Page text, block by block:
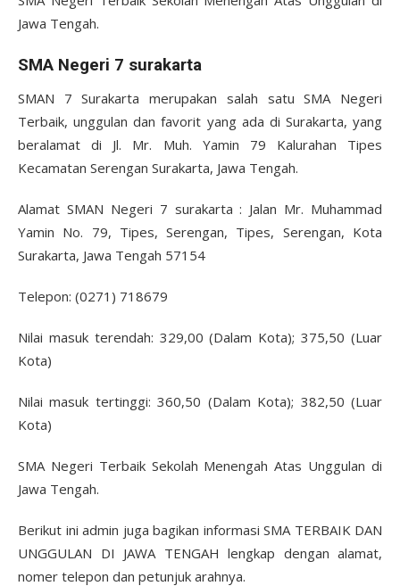
Jawa Tengah.
SMA Negeri 7 surakarta
SMAN 7 Surakarta merupakan salah satu SMA Negeri
Terbaik, unggulan dan favorit yang ada di Surakarta, yang
beralamat di Jl. Mr. Muh. Yamin 79 Kalurahan Tipes
Kecamatan Serengan Surakarta, Jawa Tengah.
Alamat SMAN Negeri 7 surakarta : Jalan Mr. Muhammad
Yamin No. 79, Tipes, Serengan, Tipes, Serengan, Kota
Surakarta, Jawa Tengah 57154
Telepon: (0271) 718679
Nilai masuk terendah: 329,00 (Dalam Kota); 375,50 (Luar
Kota)
Nilai masuk tertinggi: 360,50 (Dalam Kota); 382,50 (Luar
Kota)
SMA Negeri Terbaik Sekolah Menengah Atas Unggulan di
Jawa Tengah.
Berikut ini admin juga bagikan informasi SMA TERBAIK DAN
UNGGULAN DI JAWA TENGAH lengkap dengan alamat,
nomer telepon dan petunjuk arahnya.